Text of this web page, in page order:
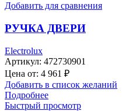
Добавить для сравнения
РУЧКА ДВЕРИ
Electrolux
Артикул: 472730901
Цена от: 4 961 ₽
Добавить в список желаний
Подробнее
Быстрый просмотр